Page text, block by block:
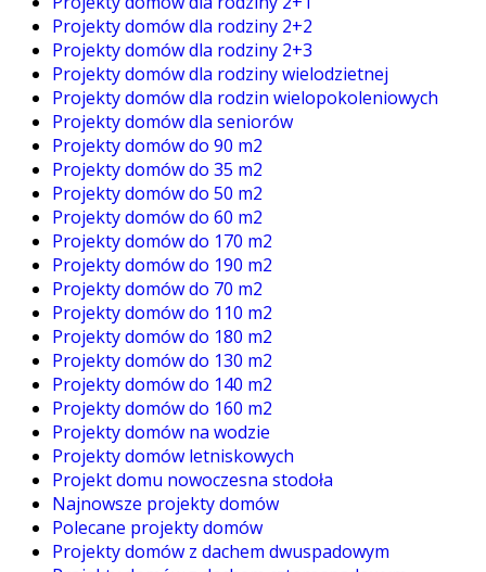
Projekty domów dla rodziny 2+2
Projekty domów dla rodziny 2+3
Projekty domów dla rodziny wielodzietnej
Projekty domów dla rodzin wielopokoleniowych
Projekty domów dla seniorów
Projekty domów do 90 m2
Projekty domów do 35 m2
Projekty domów do 50 m2
Projekty domów do 60 m2
Projekty domów do 170 m2
Projekty domów do 190 m2
Projekty domów do 70 m2
Projekty domów do 110 m2
Projekty domów do 180 m2
Projekty domów do 130 m2
Projekty domów do 140 m2
Projekty domów do 160 m2
Projekty domów na wodzie
Projekty domów letniskowych
Projekt domu nowoczesna stodoła
Najnowsze projekty domów
Polecane projekty domów
Projekty domów z dachem dwuspadowym